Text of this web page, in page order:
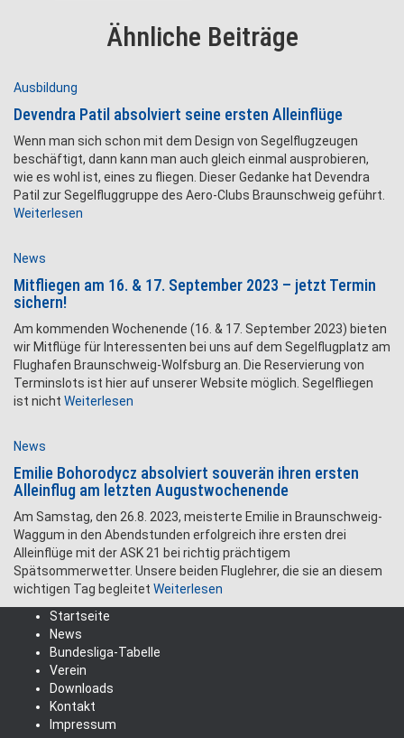
Ähnliche Beiträge
Ausbildung
Devendra Patil absolviert seine ersten Alleinflüge
Wenn man sich schon mit dem Design von Segelflugzeugen
beschäftigt, dann kann man auch gleich einmal ausprobieren,
wie es wohl ist, eines zu fliegen. Dieser Gedanke hat Devendra
Patil zur Segelfluggruppe des Aero-Clubs Braunschweig geführt.
Weiterlesen
News
Mitfliegen am 16. & 17. September 2023 – jetzt Termin
sichern!
Am kommenden Wochenende (16. & 17. September 2023) bieten
wir Mitflüge für Interessenten bei uns auf dem Segelflugplatz am
Flughafen Braunschweig-Wolfsburg an. Die Reservierung von
Terminslots ist hier auf unserer Website möglich. Segelfliegen
ist nicht Weiterlesen
News
Emilie Bohorodycz absolviert souverän ihren ersten
Alleinflug am letzten Augustwochenende
Am Samstag, den 26.8. 2023, meisterte Emilie in Braunschweig-
Waggum in den Abendstunden erfolgreich ihre ersten drei
Alleinflüge mit der ASK 21 bei richtig prächtigem
Spätsommerwetter. Unsere beiden Fluglehrer, die sie an diesem
wichtigen Tag begleitet Weiterlesen
Startseite
News
Bundesliga-Tabelle
Verein
Downloads
Kontakt
Impressum